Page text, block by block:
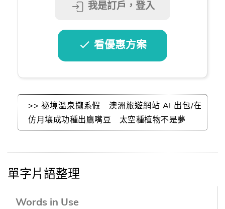
我是訂戶，登入
看優惠方案
>> 祕境溫泉攏系假 澳洲旅遊網站 AI 出包/在
仿月壤成功種出鷹嘴豆 太空種植物不是夢
單字片語整理
Words in Use